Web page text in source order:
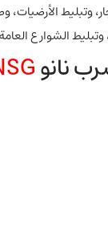
وتبليط
الشوارع
نانو